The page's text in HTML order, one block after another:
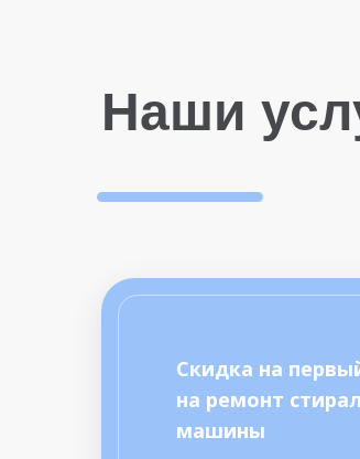
Наши
Скидка на
на ремонт
машины